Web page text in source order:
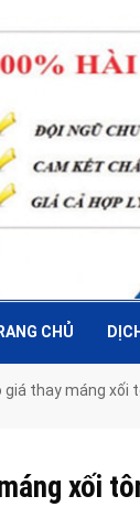
CHỦ
giá thay máng xối
xối